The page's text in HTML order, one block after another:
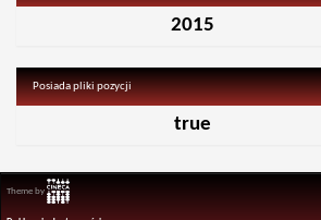
2015
Posiada pliki pozycji
true
Theme by